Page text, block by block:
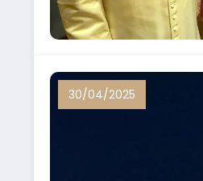
30/04/2025